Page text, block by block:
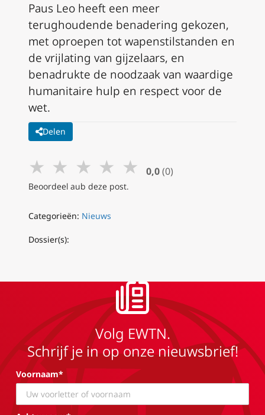
Paus Leo heeft een meer
terughoudende benadering gekozen,
met oproepen tot wapenstilstanden en
de vrijlating van gijzelaars, en
benadrukte de noodzaak van waardige
humanitaire hulp en respect voor de
wet.
Delen
★ ★ ★ ★ ★ 0,0 (0)
Beoordeel aub deze post.
Categorieën: Nieuws
Dossier(s):
Volg EWTN.
Schrijf je in op onze nieuwsbrief!
Voornaam*